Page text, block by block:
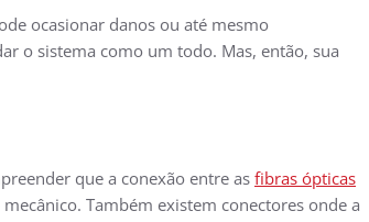
ocasionar danos ou até mesmo
o sistema como um todo. Mas, então, sua
que a conexão entre asfibras ópticas
Também existem conectores onde a